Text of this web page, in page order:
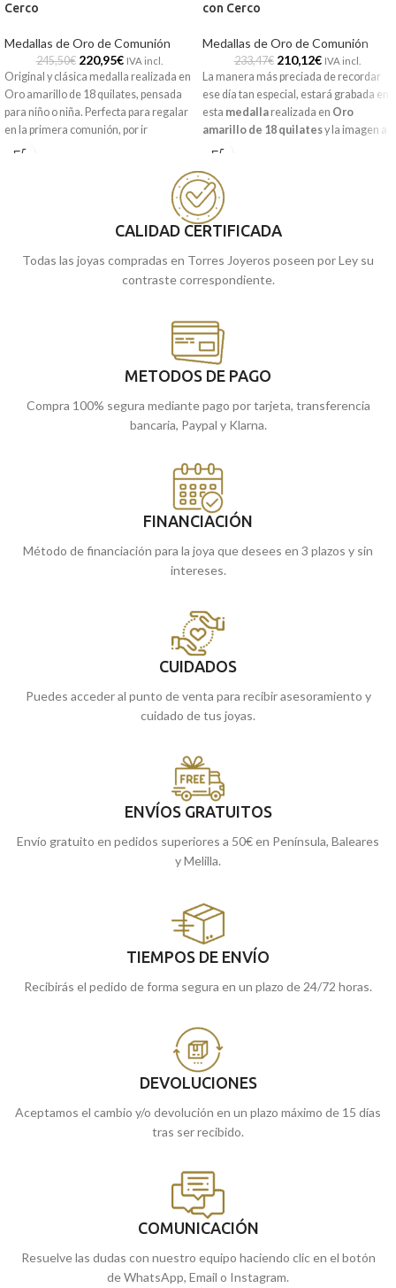
Cerco
Medallas de Oro de Comunión
245,50€ 220,95€ IVA incl.
Original y clásica medalla realizada en
Oro amarillo de 18 quilates, pensada
para niño o niña. Perfecta para regalar
en la primera comunión, por ir
acompañada del cariñoso y protector
tiendas de Málaga y Melilla, o si lo
prefieres, encargarla online y te la
con Cerco
Medallas de Oro de Comunión
233,47€ 210,12€ IVA incl.
La manera más preciada de recordar
ese día tan especial, estará grabada en
esta medallarealizada en Oro
amarillo de 18 quilatesy la imagen a
relieve del
realicen la primera comunión.
Puedes encontrarla en nuestras
tiendas de Málaga y Melilla, o si lo
enviamos a casa.
CALIDAD CERTIFICADA
Todas las joyas compradas en Torres Joyeros poseen por Ley su
contraste correspondiente.
METODOS DE PAGO
Compra 100% segura mediante pago por tarjeta, transferencia
bancaria, Paypal y Klarna.
FINANCIACIÓN
Método de financiación para la joya que desees en 3 plazos y sin
intereses.
CUIDADOS
Puedes acceder al punto de venta para recibir asesoramiento y
cuidado de tus joyas.
ENVÍOS GRATUITOS
Envío gratuito en pedidos superiores a 50€ en Península, Baleares
y Melilla.
TIEMPOS DE ENVÍO
Recibirás el pedido de forma segura en un plazo de 24/72 horas.
DEVOLUCIONES
Aceptamos el cambio y/o devolución en un plazo máximo de 15 días
tras ser recibido.
COMUNICACIÓN
Resuelve las dudas con nuestro equipo haciendo clic en el botón
de WhatsApp, Email o Instagram.